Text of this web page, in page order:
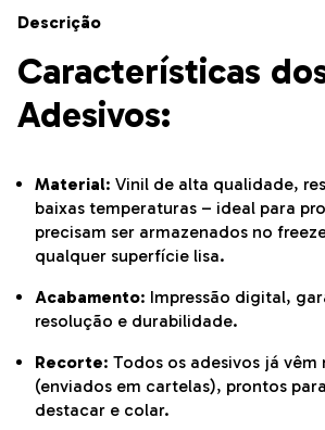
Descrição
Características
Adesivos:
Material: Vinil de alta qualidade,
baixas temperaturas – ideal para
precisam ser armazenados no
qualquer superfície lisa.
Acabamento: Impressão digital,
resolução e durabilidade.
Recorte: Todos os adesivos já
(enviados em cartelas), prontos
destacar e colar.